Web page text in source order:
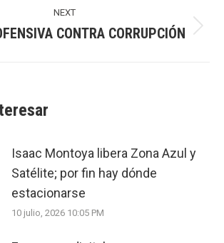
NEXT
Next
CONTRA CORRUPCIÓN
Isaac Montoya libera Zona Azul y
Satélite; por fin hay dónde
estacionarse
10 julio, 2026 10:05 PM